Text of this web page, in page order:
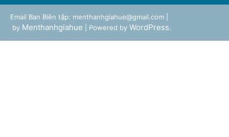
Email Ban Biên tập: menthanhgiahue@gmail.com |
by Menthanhgiahue | Powered by WordPress.